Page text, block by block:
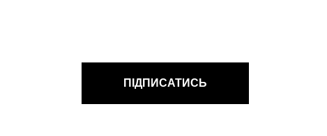
ПІДПИСАТИСЬ